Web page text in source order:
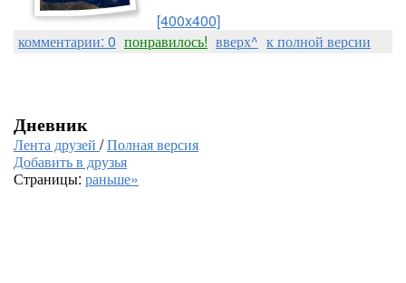
[400x400]
комментарии: 0 понравилось! вверх^ к полной версии
Дневник
Лента друзей /Полная версия
Добавить в друзья
Страницы: раньше»